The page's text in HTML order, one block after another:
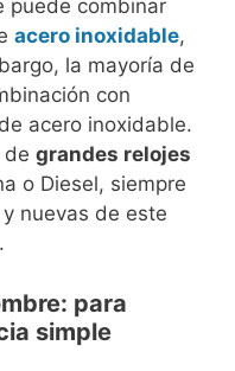
puede combinar
acero inoxidable,
la mayoría de
con
acero inoxidable.
de grandes relojes
o Diesel, siempre
nuevas de este
para
simple